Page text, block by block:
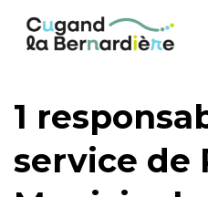
contenu
pied
1
service de